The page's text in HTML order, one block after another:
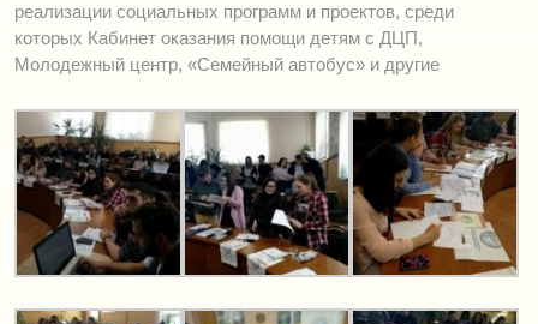
реализации социальных программ и проектов, среди
которых Кабинет оказания помощи детям с ДЦП,
Молодежный центр, «Семейный автобус» и другие